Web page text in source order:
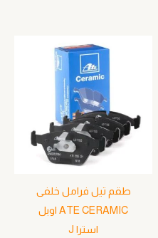
طقم تيل فرامل خلفى
ATE CERAMIC اوبل
استرا J